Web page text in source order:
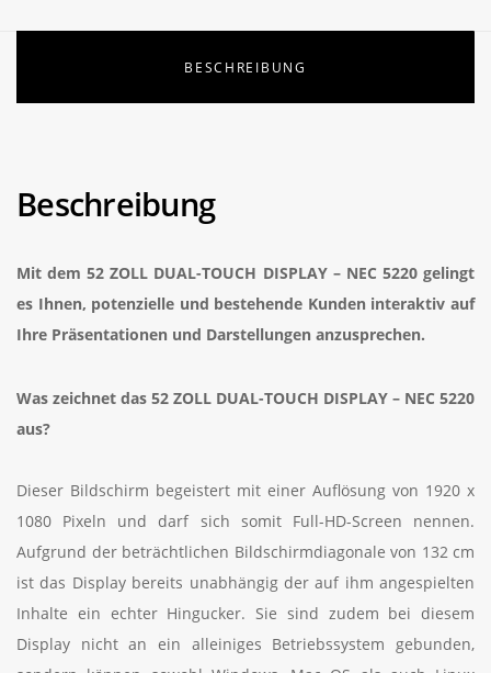
BESCHREIBUNG
Beschreibung
Mit dem 52 ZOLL DUAL-TOUCH DISPLAY – NEC 5220 gelingt
es Ihnen, potenzielle und bestehende Kunden interaktiv auf
Ihre Präsentationen und Darstellungen anzusprechen.
Was zeichnet das 52 ZOLL DUAL-TOUCH DISPLAY – NEC 5220
aus?
Dieser Bildschirm begeistert mit einer Auflösung von 1920 x
1080 Pixeln und darf sich somit Full-HD-Screen nennen.
Aufgrund der beträchtlichen Bildschirmdiagonale von 132 cm
ist das Display bereits unabhängig der auf ihm angespielten
Inhalte ein echter Hingucker. Sie sind zudem bei diesem
Display nicht an ein alleiniges Betriebssystem gebunden,